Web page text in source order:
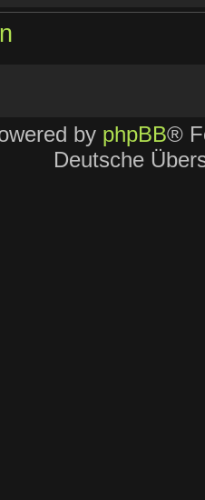
от
выделяется
by phpBB®
Deutsche